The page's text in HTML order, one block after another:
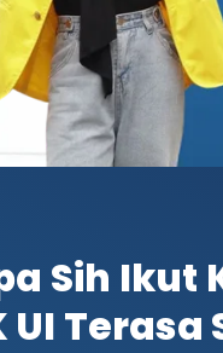
Sih Ikut
UI Terasa